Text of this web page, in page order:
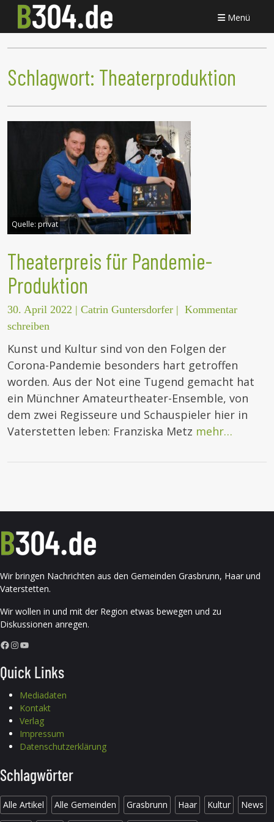
Menü
Schlagwort: Theaterproduktion
Quelle: privat
Theaterpreis für Pandemie-
Produktion
30. April 2022 | Catrin Guntersdorfer | Kommentar
schreiben
Kunst und Kultur sind von den Folgen der
Corona-Pandemie besonders hart getroffen
worden. Aus der Not eine Tugend gemacht hat
ein Münchner Amateurtheater-Ensemble, von
dem zwei Regisseure und Schauspieler hier in
Vaterstetten leben: Franziska Metz mehr…
Wir bringen Nachrichten aus den Gemeinden Grasbrunn, Haar und
Vaterstetten.
Wir wollen in und mit der Region etwas bewegen und zu
Diskussionen anregen.
Facebook InstagramYouTube
Quick Links
Mediadaten
Kontakt
Verlag
Impressum
Datenschutzerklärung
Schlagwörter
Alle Artikel Alle Gemeinden Grasbrunn Haar Kultur News